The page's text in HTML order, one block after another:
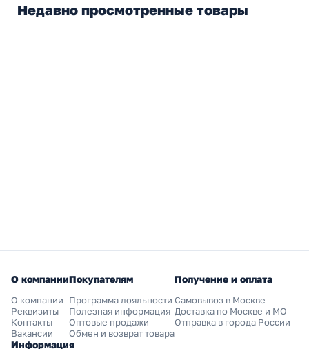
Недавно просмотренные товары
О компании
О компании
Реквизиты
Контакты
Вакансии
Покупателям
Программа лояльности
Полезная информация
Оптовые продажи
Обмен и возврат товара
Получение и оплата
Самовывоз в Москве
Доставка по Москве и МО
Отправка в города России
Информация